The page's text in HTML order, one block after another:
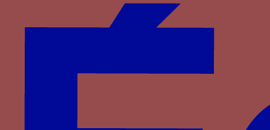
lien d’égalité formelle centrée sur la personne de
Louis II. En les réunissant dans un ordre, le duc
liait à eux en une honorable relation horizontale